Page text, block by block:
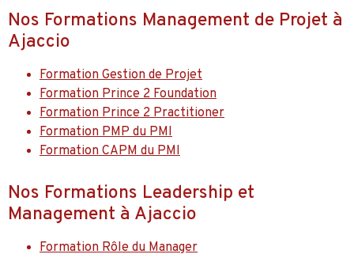
Nos Formations Management de Projet à
Ajaccio
Formation Gestion de Projet
Formation Prince 2 Foundation
Formation Prince 2 Practitioner
Formation PMP du PMI
Formation CAPM du PMI
Nos Formations Leadership et
Management à Ajaccio
Formation Rôle du Manager